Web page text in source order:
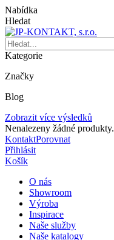
Nabídka
Hledat
Kategorie
Značky
Blog
Zobrazit více výsledků
Nenalezeny žádné produkty.
KontaktPorovnat
Přihlásit
Košík
O nás
Showroom
Výroba
Inspirace
Naše služby
Naše katalogy